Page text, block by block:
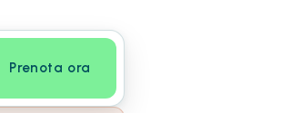
Prenota ora